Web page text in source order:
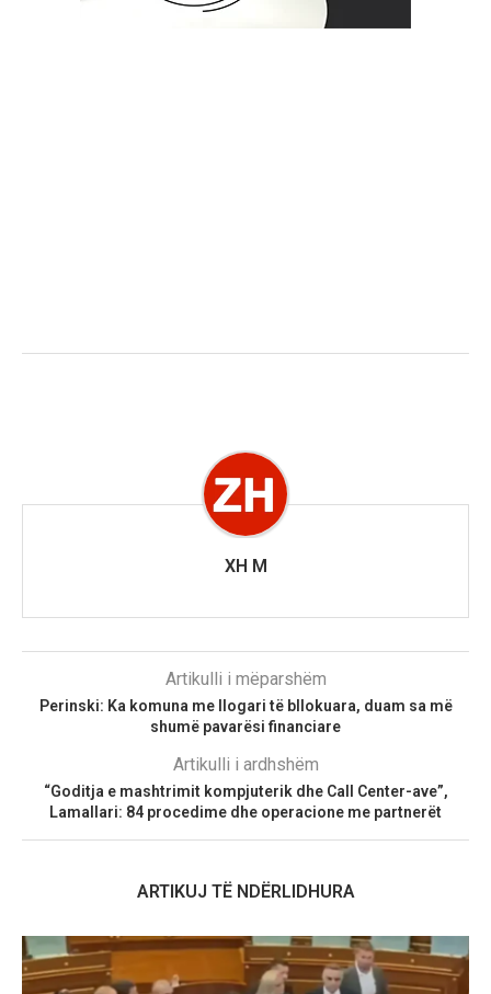
XH M
Artikulli i mëparshëm
Perinski: Ka komuna me llogari të bllokuara, duam sa më
shumë pavarësi financiare
Artikulli i ardhshëm
“Goditja e mashtrimit kompjuterik dhe Call Center-ave”,
Lamallari: 84 procedime dhe operacione me partnerët
ARTIKUJ TË NDËRLIDHURA